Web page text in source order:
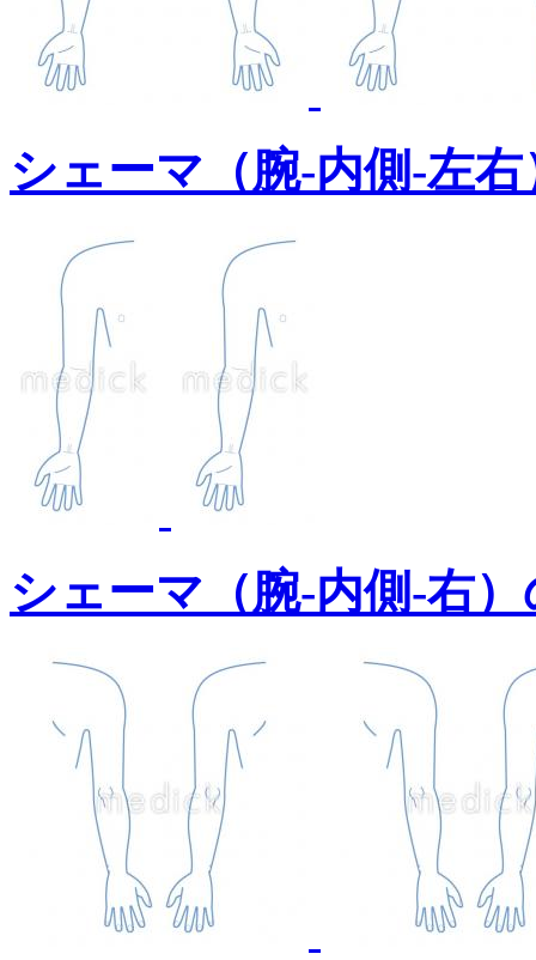
シェーマ（腕-内側-左
シェーマ（腕-内側-右